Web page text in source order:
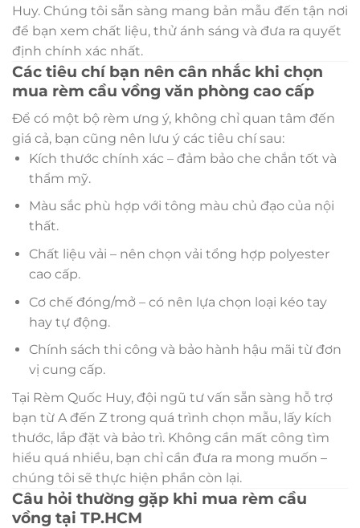
Huy. Chúng tôi sẵn sàng mang bản mẫu đến tận nơi
để bạn xem chất liệu, thử ánh sáng và đưa ra quyết
định chính xác nhất.
Các tiêu chí bạn nên cân nhắc khi chọn
mua rèm cầu vồng văn phòng cao cấp
Để có một bộ rèm ưng ý, không chỉ quan tâm đến
giá cả, bạn cũng nên lưu ý các tiêu chí sau:
Kích thước chính xác – đảm bảo che chắn tốt và
thẩm mỹ.
Màu sắc phù hợp với tông màu chủ đạo của nội
thất.
Chất liệu vải – nên chọn vải tổng hợp polyester
cao cấp.
Cơ chế đóng/mở – có nên lựa chọn loại kéo tay
hay tự động.
Chính sách thi công và bảo hành hậu mãi từ đơn
vị cung cấp.
Tại Rèm Quốc Huy, đội ngũ tư vấn sẵn sàng hỗ trợ
bạn từ A đến Z trong quá trình chọn mẫu, lấy kích
thước, lắp đặt và bảo trì. Không cần mất công tìm
hiểu quá nhiều, bạn chỉ cần đưa ra mong muốn –
chúng tôi sẽ thực hiện phần còn lại.
Câu hỏi thường gặp khi mua rèm cầu
vồng tại TP.HCM